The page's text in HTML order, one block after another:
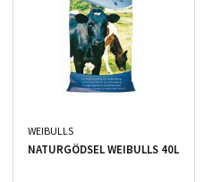
WEIBULLS
NATURGÖDSEL WEIBULLS 40L